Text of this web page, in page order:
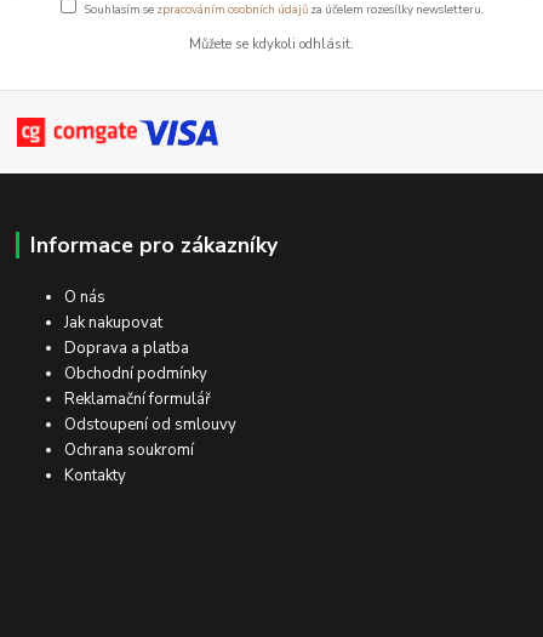
Souhlasím se zpracováním osobních údajůza účelem rozesílky newsletteru.
Můžete se kdykoli odhlásit.
Informace pro zákazníky
O nás
Jak nakupovat
Doprava a platba
Obchodní podmínky
Reklamační formulář
Odstoupení od smlouvy
Ochrana soukromí
Kontakty